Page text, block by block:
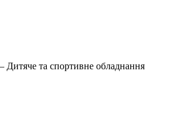
Дитяче та спортивне обладнання